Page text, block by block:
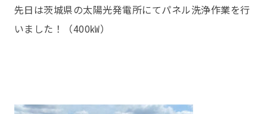
先日は茨城県の太陽光発電所にてパネル洗浄作業を行
いました！（400㎾）